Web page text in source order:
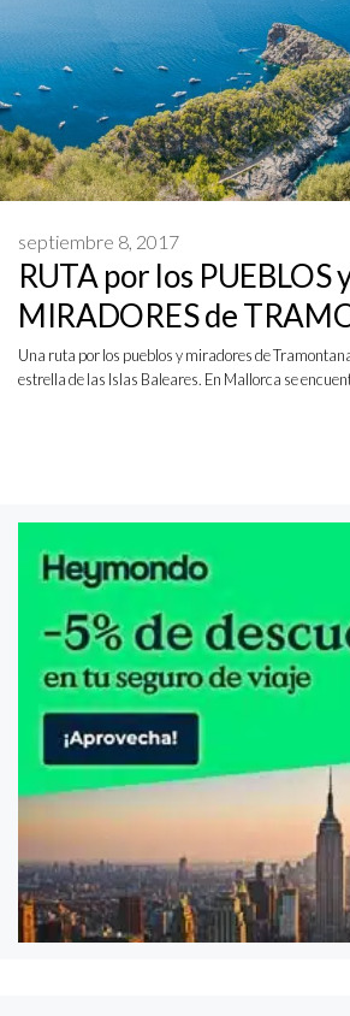
RUTA por los PUEBLOS
MIRADORES de
septiembre 8, 2017
Una ruta por los pueblos y miradores de
estrella de las Islas Baleares. En Mallorca se